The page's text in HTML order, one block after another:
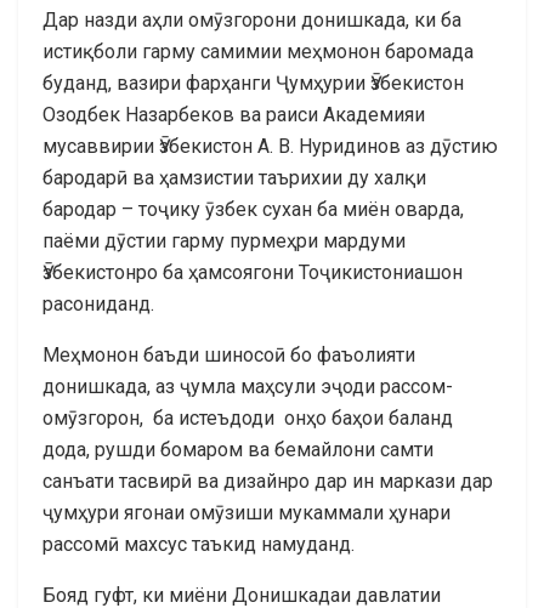
Дар назди аҳли омӯзгорони донишкада, ки ба
истиқболи гарму самимии меҳмонон баромада
буданд, вазири фарҳанги Ҷумҳурии Ӯзбекистон
Озодбек Назарбеков ва раиси Академияи
мусаввирии Ӯзбекистон А. В. Нуридинов аз дӯстию
бародарӣ ва ҳамзистии таърихии ду халқи
бародар – тоҷику ӯзбек сухан ба миён оварда,
паёми дӯстии гарму пурмеҳри мардуми
Ӯзбекистонро ба ҳамсоягони Тоҷикистониашон
расониданд.
Меҳмонон баъди шиносоӣ бо фаъолияти
донишкада, аз ҷумла маҳсули эҷоди рассом-
омӯзгорон, ба истеъдоди онҳо баҳои баланд
дода, рушди бомаром ва бемайлони самти
санъати тасвирӣ ва дизайнро дар ин маркази дар
ҷумҳури ягонаи омӯзиши мукаммали ҳунари
рассомӣ махсус таъкид намуданд.
Бояд гуфт, ки миёни Донишкадаи давлатии